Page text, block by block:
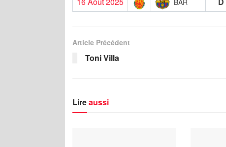
Article Précédent
Toni Villa
Lireaussi